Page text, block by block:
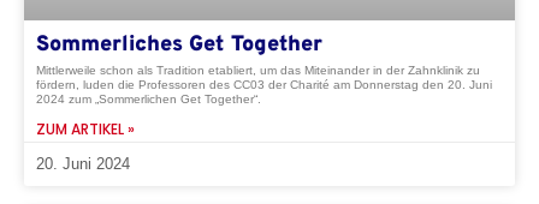
Sommerliches Get Together
Mittlerweile schon als Tradition etabliert, um das Miteinander in der Zahnklinik zu
fördern, luden die Professoren des CC03 der Charité am Donnerstag den 20. Juni
2024 zum „Sommerlichen Get Together“.
ZUM ARTIKEL »
20. Juni 2024